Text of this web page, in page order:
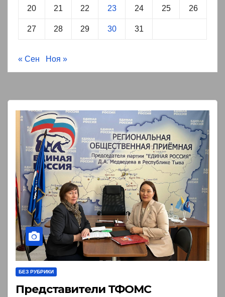
20 21 22 23 24 25 26
27 28 29 30 31
« Сен Ноя »
БЕЗ РУБРИКИ
Представители ТФОМС